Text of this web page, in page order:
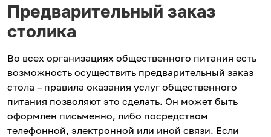
Предварительный заказ
столика
Во всех организациях общественного питания есть
возможность осуществить предварительный заказ
стола – правила оказания услуг общественного
питания позволяют это сделать. Он может быть
оформлен письменно, либо посредством
телефонной, электронной или иной связи. Если